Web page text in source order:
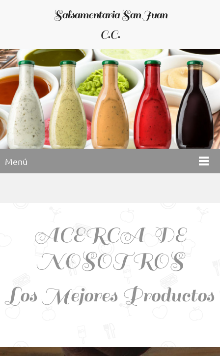
Salsamentaria San Juan
C.C.
Menú
ACERCA DE
NOSOTROS
Los Mejores Productos